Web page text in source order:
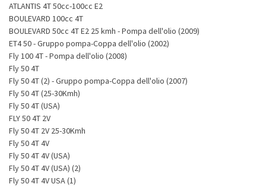
ATLANTIS 4T 50cc-100cc E2
BOULEVARD 100cc 4T
BOULEVARD 50cc 4T E2 25 kmh - Pompa dell'olio (2009)
ET4 50 - Gruppo pompa-Coppa dell'olio (2002)
Fly 100 4T - Pompa dell'olio (2008)
Fly 50 4T
Fly 50 4T (2) - Gruppo pompa-Coppa dell'olio (2007)
Fly 50 4T (25-30Kmh)
Fly 50 4T (USA)
FLY 50 4T 2V
Fly 50 4T 2V 25-30Kmh
Fly 50 4T 4V
Fly 50 4T 4V (USA)
Fly 50 4T 4V (USA) (2)
Fly 50 4T 4V USA (1)